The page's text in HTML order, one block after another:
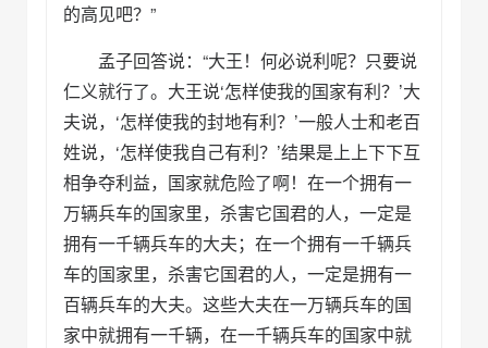
的高见吧？”
孟子回答说：“大王！何必说利呢？只要说
仁义就行了。大王说‘怎样使我的国家有利？’大
夫说，‘怎样使我的封地有利？’一般人士和老百
姓说，‘怎样使我自己有利？’结果是上上下下互
相争夺利益，国家就危险了啊！在一个拥有一
万辆兵车的国家里，杀害它国君的人，一定是
拥有一千辆兵车的大夫；在一个拥有一千辆兵
车的国家里，杀害它国君的人，一定是拥有一
百辆兵车的大夫。这些大夫在一万辆兵车的国
家中就拥有一千辆，在一千辆兵车的国家中就